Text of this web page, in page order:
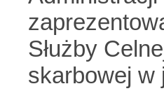
Służby
skarbowej w